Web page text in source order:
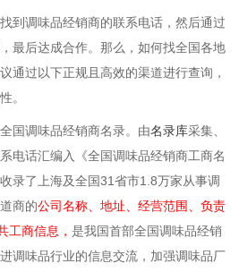
到调味品经销商的联系电话，然后通过
最后达成合作。那么，如何找全国各地
通过以下‌正规且高效‌的渠道进行查询，
。
国调味品经销商名录。由名录库采集、
电话汇编入《全国调味品经销商工商名
录了上海及全国31省市1.8万家从事调
商的公司名称、地址、经营范围、负责
工商信息，是我国首部全国调味品经销
调味品行业的信息交流，加强调味品厂